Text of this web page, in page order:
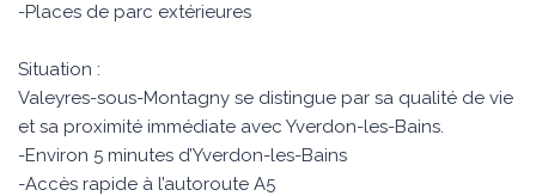
-Places de parc extérieures
Situation :
Valeyres-sous-Montagny se distingue par sa qualité de vie
et sa proximité immédiate avec Yverdon-les-Bains.
-Environ 5 minutes d’Yverdon-les-Bains
-Accès rapide à l’autoroute A5